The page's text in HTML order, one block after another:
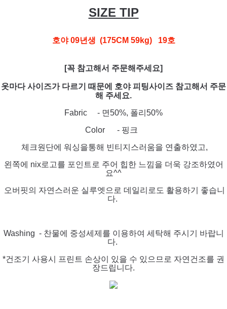
SIZE TIP
호야 09년생 (175CM 59kg) 19호
[꼭 참고해서 주문해주세요]
옷마다 사이즈가 다르기 때문에 호야 피팅사이즈 참고해서 주문
해 주세요.
Fabric - 면50%, 폴리50%
Color - 핑크
체크원단에 워싱을통해 빈티지스러움을 연출하였고,
왼쪽에 nix로고를 포인트로 주어 힙한 느낌을 더욱 강조하였어
요^^
오버핏의 자연스러운 실루엣으로 데일리로도 활용하기 좋습니
다.
Washing - 찬물에 중성세제를 이용하여 세탁해 주시기 바랍니
다.
*건조기 사용시 프린트 손상이 있을 수 있으므로 자연건조를 권
장드립니다.